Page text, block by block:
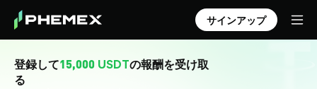
サインアップ
登録して15,000 USDTの報酬を受け取
る